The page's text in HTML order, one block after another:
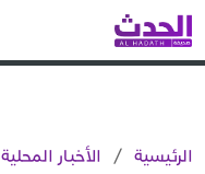
الرئيسية / الأخبار المحلية